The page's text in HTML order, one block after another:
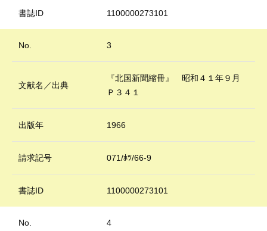
書誌ID 1100000273101
No. 3
文献名／出典
『北国新聞縮冊』 昭和４１年９月
Ｐ３４１
出版年 1966
請求記号 071/ﾎﾂ/66-9
書誌ID 1100000273101
No. 4